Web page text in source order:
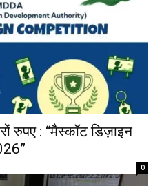
रुपए : “मैस्कॉट डिज़ाइन
0